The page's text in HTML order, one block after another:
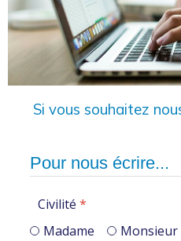
Si vous souhaitez
Pour nous écrire...
Civilité *
Madame
Monsieur